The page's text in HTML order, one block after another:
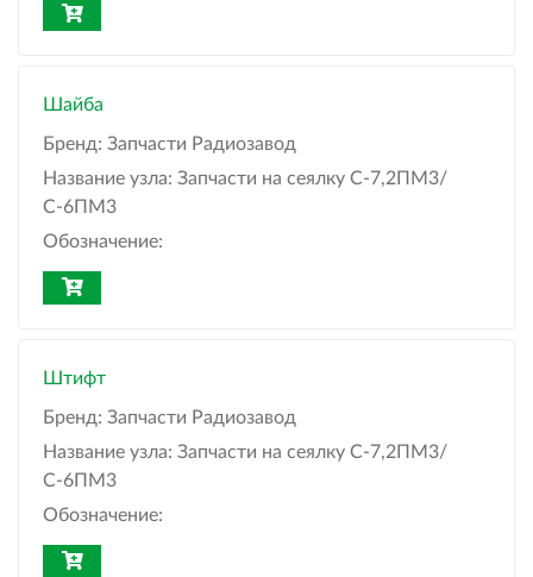
Шайба
Бренд: Запчасти Радиозавод
Название узла: Запчасти на сеялку С-7,2ПМ3/
С-6ПМ3
Обозначение:
Штифт
Бренд: Запчасти Радиозавод
Название узла: Запчасти на сеялку С-7,2ПМ3/
С-6ПМ3
Обозначение: